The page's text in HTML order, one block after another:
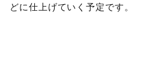
どに仕上げていく予定です。